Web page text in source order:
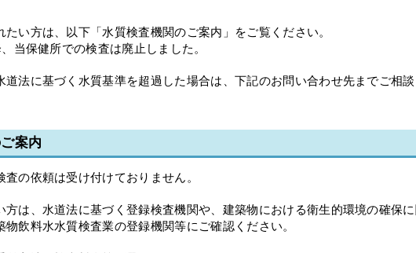
い方は、以下「水質検査機関のご案内」をご覧ください。
当保健所での検査は廃止しました。
道法に基づく水質基準を超過した場合は、下記のお問い合わせ先までご相
案内
の依頼は受け付けておりません。
方は、水道法に基づく登録検査機関や、建築物における衛生的環境の確保
物飲料水水質検査業の登録機関等にご確認ください。